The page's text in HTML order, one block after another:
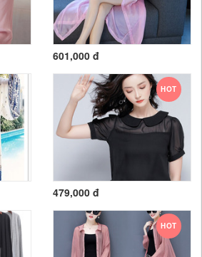
601,000 đ
HOT
479,000 đ
HOT